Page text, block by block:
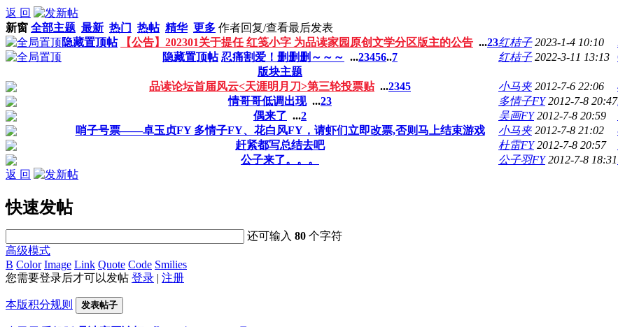
返 回
新窗 全部主题 最新 热门 热帖 精华 更多 作者回复/查看最后发表
隐藏置顶帖
【公告】202301关于提任 红笺小字 为品读家园原创文学分区版主的公告 ...23红桔子 2023-1-4 10:10
隐藏置顶帖 忍痛割爱！删删删～～～ ...23456..7 红桔子 2022-3-11 13:13
版块主题
品读论坛首届风云<天涯明月刀>第三轮投票贴 ...2345 小马夹 2012-7-6 22:06
情哥哥低调出现 ...23 多情子FY 2012-7-8 20:47
偶来了 ...2 吴画FY 2012-7-8 20:59
哨子号票——卓玉贞FY 多情子FY、花白风FY，请虾们立即改票,否则马上结束游戏
小马夹 2012-7-8 21:02
赶紧都写总结去吧
杜雷FY 2012-7-8 20:57
公子来了。。。
公子羽FY 2012-7-8 18:31
返 回
快速发帖
还可输入80 个字符
高级模式
B Color Image Link Quote Code Smilies
您需要登录后才可以发帖 登录 | 注册
本版积分规则 发表帖子